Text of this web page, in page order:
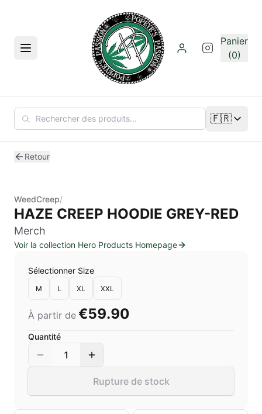
Menu
Panier
(0)
🇫🇷
Changer
Retour
WeedCreep/
HAZE CREEP HOODIE GREY-RED
Merch
Voir la collection Hero Products Homepage
Sélectionner Size
M L XL XXL
À partir de €59.90
Quantité
1
Rupture de stock